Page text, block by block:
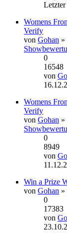
Womens
Verify
von Gohan »
0
16548
von
Womens
Verify
von Gohan »
0
8949
von
Win a Prize
von Gohan »
0
17383
von